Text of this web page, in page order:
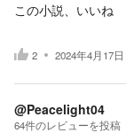
この小説、いいね
2 2024年4月17日
@Peacelight04
64件のレビューを投稿